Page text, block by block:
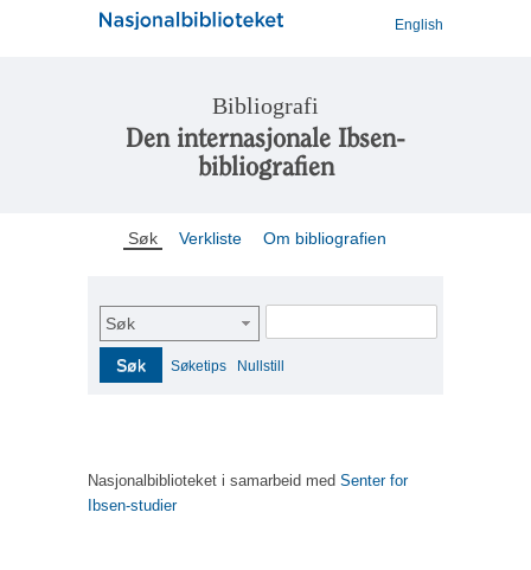
English
Bibliografi
Den internasjonale Ibsen-
bibliografien
Søk Verkliste Om bibliografien
Søk
Søk Søketips Nullstill
Nasjonalbiblioteket i samarbeid med Senter for
Ibsen-studier